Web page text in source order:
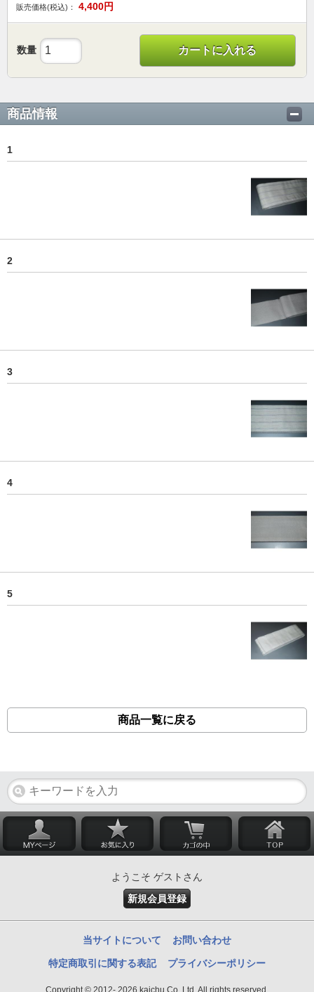
販売価格(税込)： 4,400円
数量 カートに入れる
商品情報
1
2
3
4
5
商品一覧に戻る
ようこそ ゲストさん
新規会員登録
当サイトについて お問い合わせ
特定商取引に関する表記 プライバシーポリシー
Copyright © 2012- 2026 kaichu Co.,Ltd. All rights reserved.